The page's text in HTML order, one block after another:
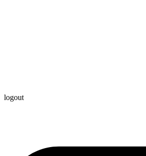
logout